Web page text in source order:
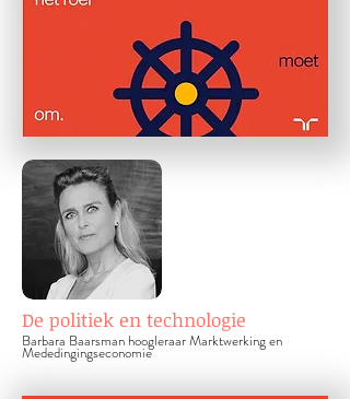
De politiek en technologie
Barbara Baarsman hoogleraar Marktwerking en
Mededingingseconomie